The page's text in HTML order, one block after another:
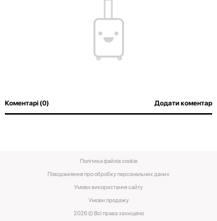
Коментарі (0) Додати коментар
2026 © Всі права захищено
Повідомлення про обробку персональних даних
Умови використання сайту
Умови‌ ‌продажу‌
Політика файлів cookie